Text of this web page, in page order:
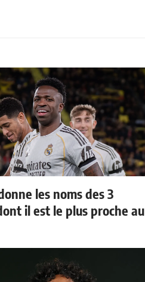
les noms des 3
il est le plus proche au